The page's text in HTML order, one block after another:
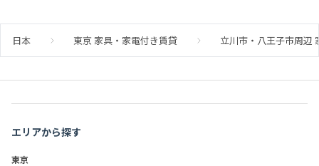
日本 東京 家具・家電付き賃貸 立川市・八王子市周辺
エリアから探す
東京